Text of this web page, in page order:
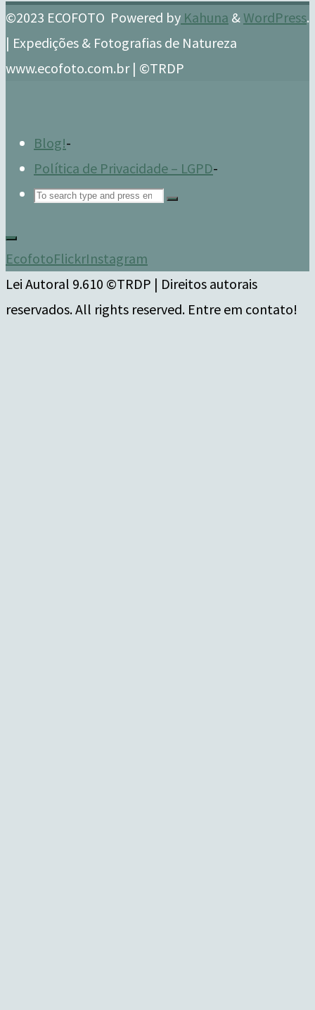
Powered by Kahuna & WordPress.
©2023 ECOFOTO
| Expedições & Fotografias de Natureza
www.ecofoto.com.br | ©TRDP
Blog!-
Política de Privacidade – LGPD-
Search
EcofotoFlickrInstagram
Lei Autoral 9.610 ©TRDP | Direitos autorais
reservados. All rights reserved. Entre em contato!